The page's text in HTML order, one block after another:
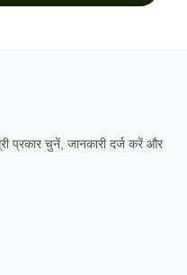
प्रकार चुनें, जानकारी दर्ज करें और